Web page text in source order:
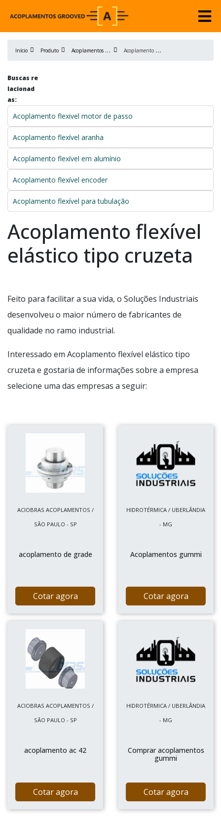
Início Produto A
coplamentos flexíveis A
coplamento flexível elástico tipo cruzeta
Buscas re
lacionad
as:
Acoplamento flexivel motor de passo
Acoplamento flexível aranha
Acoplamento flexível em alumínio
Acoplamento flexível encoder
Acoplamento flexível para tubulação
Acoplamento flexível
elástico tipo cruzeta
Feito para facilitar a sua vida, o Soluções Industriais
desenvolveu o maior número de fabricantes de
qualidade no ramo industrial.
Interessado em Acoplamento flexível elástico tipo
cruzeta e gostaria de informações sobre a empresa
selecione uma das empresas a seguir:
ACIOBRAS ACOPLAMENTOS /
SÃO PAULO - SP
acoplamento de grade
Cotar agora
HIDROTÉRMICA / UBERLÂNDIA
- MG
Acoplamentos gummi
Cotar agora
ACIOBRAS ACOPLAMENTOS /
SÃO PAULO - SP
acoplamento ac 42
Cotar agora
HIDROTÉRMICA / UBERLÂNDIA
- MG
Comprar acoplamentos
gummi
Cotar agora